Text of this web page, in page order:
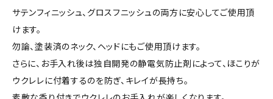
サテンフィニッシュ、グロスフニッシュの両方に安心してご使用頂
けます。
勿論、塗装済のネック、ヘッドにもご使用頂けます。
さらに、お手入れ後は独自開発の静電気防止剤によって、ほこりが
ウクレレに付着するのを防ぎ、キレイが長持ち。